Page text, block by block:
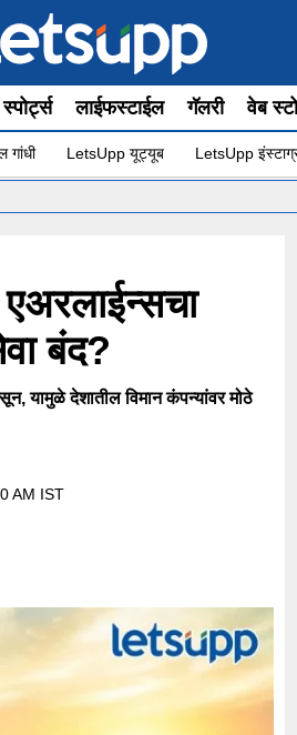
स्पोर्ट्स लाईफस्टाईल गॅलरी वेब
गांधी LetsUpp यूट्यूब LetsUpp
बंद?
यामुळे देशातील विमान कंपन्यांवर मोठे
AM IST